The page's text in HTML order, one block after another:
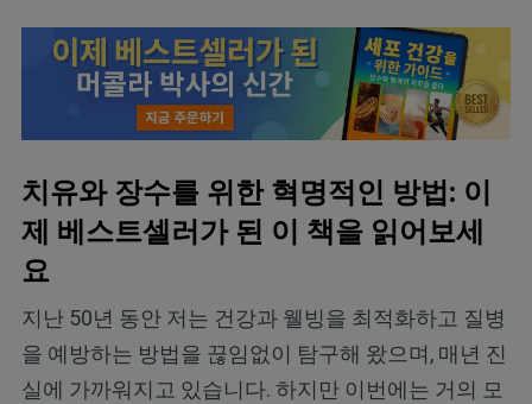
치유와 장수를 위한 혁명적인 방법: 이
제 베스트셀러가 된 이 책을 읽어보세
요
지난 50년 동안 저는 건강과 웰빙을 최적화하고 질병
을 예방하는 방법을 끊임없이 탐구해 왔으며, 매년 진
실에 가까워지고 있습니다. 하지만 이번에는 거의 모